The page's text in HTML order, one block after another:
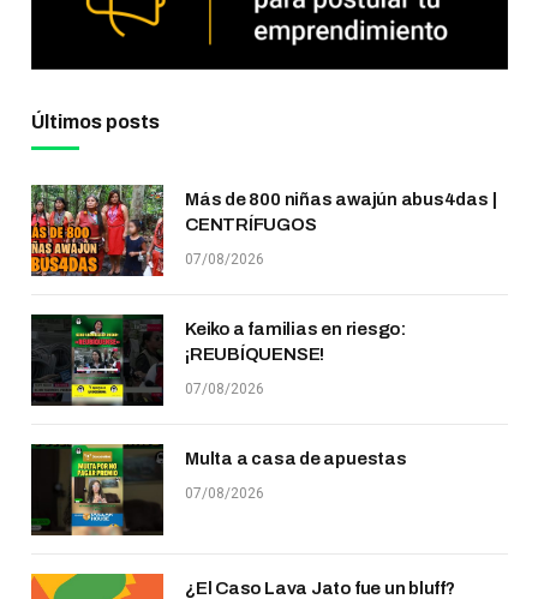
Últimos posts
Más de 800 niñas awajún abus4das |
CENTRÍFUGOS
07/08/2026
Keiko a familias en riesgo:
¡REUBÍQUENSE!
07/08/2026
Multa a casa de apuestas
07/08/2026
¿El Caso Lava Jato fue un bluff?